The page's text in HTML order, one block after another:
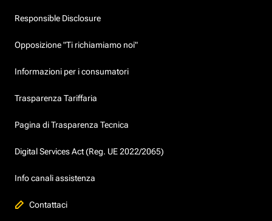
Responsible Disclosure
Opposizione "Ti richiamiamo noi"
Informazioni per i consumatori
Trasparenza Tariffaria
Pagina di Trasparenza Tecnica
Digital Services Act (Reg. UE 2022/2065)
Info canali assistenza
Contattaci